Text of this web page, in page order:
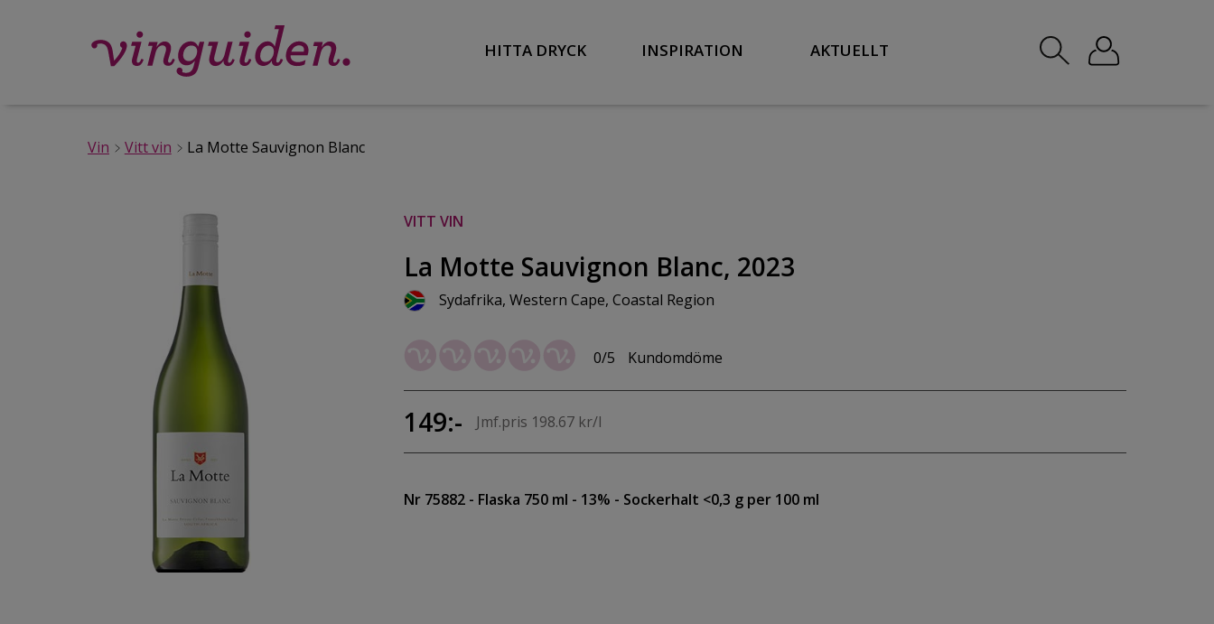
HITTA DRYCK INSPIRATION AKTUELLT
Vin Vitt vin La Motte Sauvignon Blanc
VITT VIN
La Motte Sauvignon Blanc, 2023
Sydafrika, Western Cape, Coastal Region
0/5 Kundomdöme
149:- Jmf.pris 198.67 kr/l
Nr 75882 - Flaska 750 ml - 13% - Sockerhalt <0,3 g per 100 ml